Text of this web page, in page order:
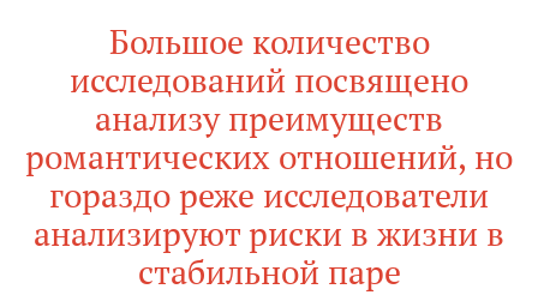
Большое количество
исследований посвящено
анализу преимуществ
романтических отношений, но
гораздо реже исследователи
анализируют риски в жизни в
стабильной паре